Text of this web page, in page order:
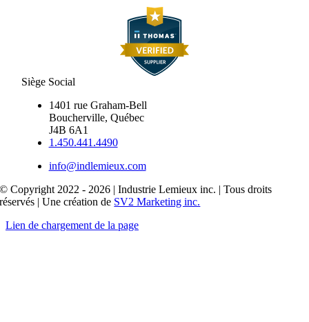
Siège Social
1401 rue Graham-Bell
Boucherville, Québec
J4B 6A1
1.450.441.4490
info@indlemieux.com
© Copyright 2022 - 2026 | Industrie Lemieux inc. | Tous droits
réservés | Une création de SV2 Marketing inc.
Lien de chargement de la page